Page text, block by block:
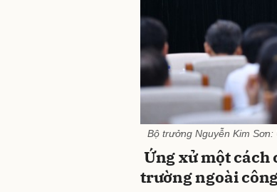
Bộ trưởng Nguyễn Kim
Ứng xử một cách
trường ngoài